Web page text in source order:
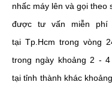
nhấc máy lên và gọi theo
được tư vấn miễn phí
tại Tp.Hcm trong vòng
trong ngày khoảng 2 -
tại tỉnh thành khác